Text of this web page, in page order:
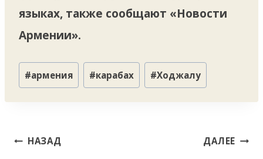
языках, также сообщают «Новости
Армении».
Метки
записи:
#армения #карабах #Ходжалу
Навигация
НАЗАД ДАЛЕЕ